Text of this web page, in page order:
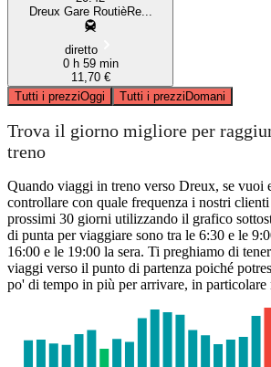
Dreux Gare RoutièRe...
diretto
0 h 59 min
11,70 €
Tutti i prezziOggi Tutti i prezziDomani
Trova il giorno migliore per
treno
Quando viaggi in treno verso Dreux, se vuoi
controllare con quale frequenza i nostri
prossimi 30 giorni utilizzando il grafico
di punta per viaggiare sono tra le 6:30 e le
16:00 e le 19:00 la sera. Ti preghiamo di
viaggi verso il punto di partenza poiché
po' di tempo in più per arrivare, in particolare